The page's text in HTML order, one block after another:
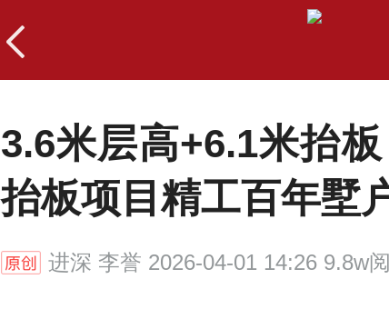
3.6米层高+6.1米抬
抬板项目精工百年墅
进深 李誉 2026-04-01 14:26 9.8w